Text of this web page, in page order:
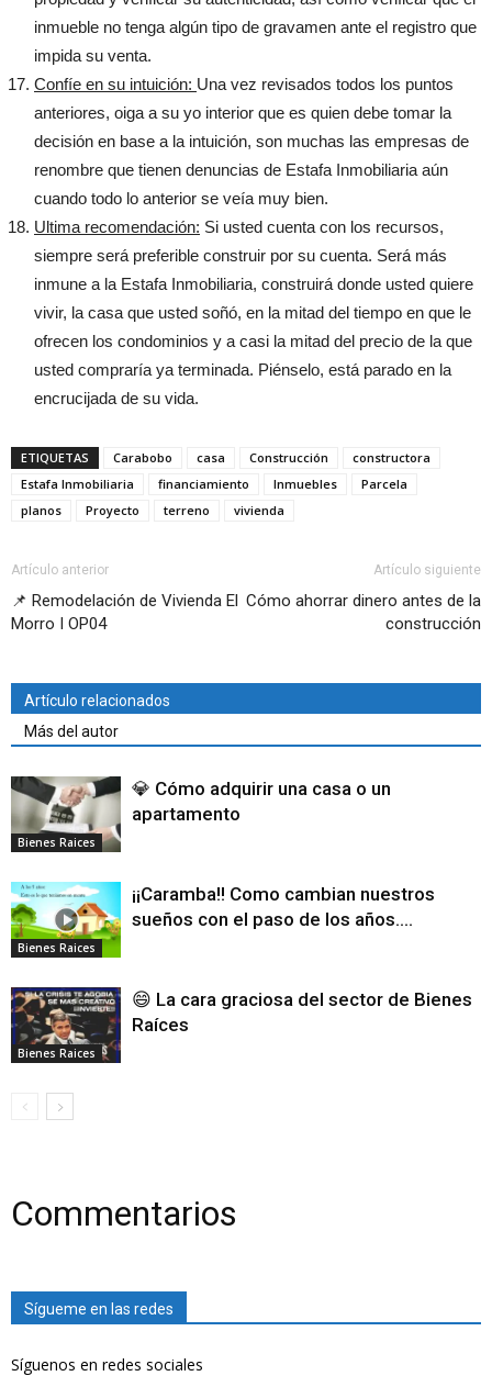
inmueble no tenga algún tipo de gravamen ante el registro que
impida su venta.
Confíe en su intuición: Una vez revisados todos los puntos
anteriores, oiga a su yo interior que es quien debe tomar la
decisión en base a la intuición, son muchas las empresas de
renombre que tienen denuncias de Estafa Inmobiliaria aún
cuando todo lo anterior se veía muy bien.
Ultima recomendación: Si usted cuenta con los recursos,
siempre será preferible construir por su cuenta. Será más
inmune a la Estafa Inmobiliaria, construirá donde usted quiere
vivir, la casa que usted soñó, en la mitad del tiempo en que le
ofrecen los condominios y a casi la mitad del precio de la que
usted compraría ya terminada. Piénselo, está parado en la
encrucijada de su vida.
ETIQUETAS Carabobo casa Construcción
constructora
Estafa Inmobiliaria
financiamiento Inmuebles
Parcela
planos
Proyecto terreno vivienda
Artículo anterior
📌 Remodelación de Vivienda El
Morro I OP04
Artículo siguiente
Cómo ahorrar dinero antes de la
construcción
Artículo relacionados
Más del autor
Bienes Raices
💎 Cómo adquirir una casa o un
apartamento
Bienes Raices
¡¡Caramba!! Como cambian nuestros
sueños con el paso de los años….
Bienes Raices
😄 La cara graciosa del sector de Bienes
Raíces
Commentarios
Sígueme en las redes
Síguenos en redes sociales